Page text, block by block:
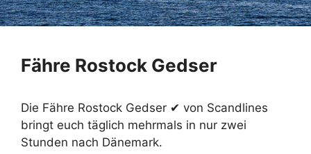
Fähre Rostock Gedser
Die Fähre Rostock Gedser ✔ von Scandlines
bringt euch täglich mehrmals in nur zwei
Stunden nach Dänemark.